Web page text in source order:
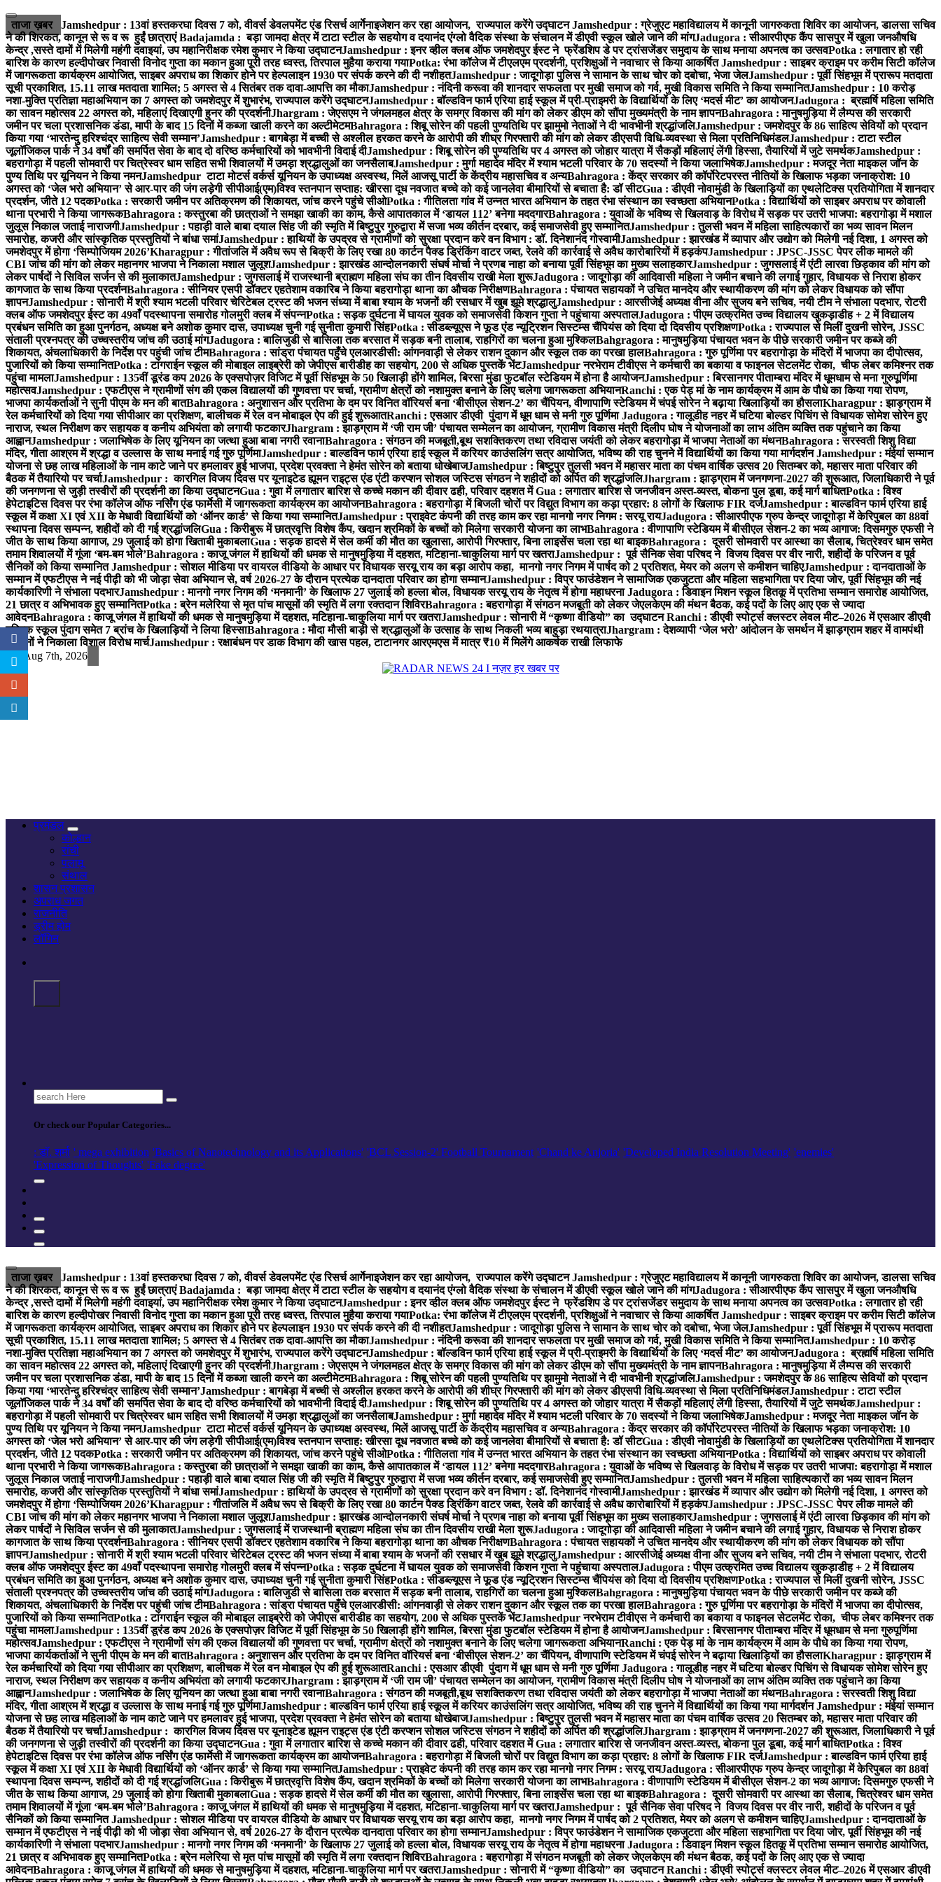
Skip
to
content
ताजा ख़बर Jamshedpur : 13वां हस्तकरघा दिवस 7 को, वीवर्स डेवलपमेंट एंड रिसर्च आर्गेनाइजेशन कर रहा आयोजन, राज्यपाल करेंगे उद्घाटनJamshedpur : ग्रेजुएट महाविद्यालय में कानूनी जागरुकता शिविर का आयोजन, डालसा सचिव
ने की शिरकत, कानून से रू व रू हुईं छात्राएंBadajamda : बड़ा जामदा क्षेत्र में टाटा स्टील के सहयोग व दयानंद एंग्लो वैदिक संस्था के संचालन में डीएवी स्कूल खोले जाने की मांगJadugora : सीआरपीएफ कैंप सासपुर में खुला जनऔषधि
केन्द्र ,सस्ते दामों में मिलेगी महंगी दवाइयां, उप महानिरीक्षक रमेश कुमार ने किया उद्घाटनJamshedpur : इनर व्हील क्लब ऑफ जमशेदपुर ईस्ट ने फ्रेंडशिप डे पर ट्रांसजेंडर समुदाय के साथ मनाया अपनत्व का उत्सवPotka : लगातार हो रही
बारिश के कारण हल्दीपोखर निवासी विनोद गुप्ता का मकान हुआ पूरी तरह ध्वस्त, तिरपाल मुहैया कराया गयाPotka: रंभा कॉलेज में टीएलएम प्रदर्शनी, प्रशिक्षुओं ने नवाचार से किया आकर्षितJamshedpur : साइबर क्राइम पर करीम सिटी कॉलेज
में जागरूकता कार्यक्रम आयोजित, साइबर अपराध का शिकार होने पर हेल्पलाइन 1930 पर संपर्क करने की दी नशीहतJamshedpur : जादूगोड़ा पुलिस ने सामान के साथ चोर को दबोचा, भेजा जेलJamshedpur : पूर्वी सिंहभूम में प्रारूप मतदाता
सूची प्रकाशित, 15.11 लाख मतदाता शामिल; 5 अगस्त से 4 सितंबर तक दावा-आपत्ति का मौकाJamshedpur : नंदिनी करूवा की शानदार सफलता पर मुखी समाज को गर्व, मुखी विकास समिति ने किया सम्मानितJamshedpur : 10 करोड़
नशा-मुक्ति प्रतिज्ञा महाअभियान का 7 अगस्त को जमशेदपुर में शुभारंभ, राज्यपाल करेंगे उद्घाटनJamshedpur : बॉल्डविन फार्म एरिया हाई स्कूल में प्री-प्राइमरी के विद्यार्थियों के लिए ‘मदर्स मीट’ का आयोजनJadugora : ब्रह्मर्षि महिला समिति
का सावन महोत्सव 22 अगस्त को, महिलाएं दिखाएगी हुनर की प्रदर्शनीJhargram : जेएसएम ने जंगलमहल क्षेत्र के समग्र विकास की मांग को लेकर डीएम को सौंपा मुख्यमंत्री के नाम ज्ञापनBahragora : मानुषमुड़िया में लैम्पस की सरकारी
जमीन पर चला प्रशासनिक डंडा, मापी के बाद 15 दिनों में कब्जा खाली करने का अल्टीमेटमBahragora : शिबू सोरेन की पहली पुण्यतिथि पर झामुमो नेताओं ने दी भावभीनी श्रद्धांजलिJamshedpur : जमशेदपुर के 86 साहित्य सेवियों को प्रदान
किया गया ‘भारतेन्दु हरिश्चंद्र साहित्य सेवी सम्मान’Jamshedpur : बागबेड़ा में बच्ची से अश्लील हरकत करने के आरोपी की शीघ्र गिरफ्तारी की मांग को लेकर डीएसपी विधि-व्यवस्था से मिला प्रतिनिधिमंडलJamshedpur : टाटा स्टील
जूलॉजिकल पार्क ने 34 वर्षों की समर्पित सेवा के बाद दो वरिष्ठ कर्मचारियों को भावभीनी विदाई दीJamshedpur : शिबू सोरेन की पुण्यतिथि पर 4 अगस्त को जोहार यात्रा में सैकड़ों महिलाएं लेंगी हिस्सा, तैयारियों में जुटे समर्थकJamshedpur :
बहरागोड़ा में पहली सोमवारी पर चित्रेस्वर धाम सहित सभी शिवालयों में उमड़ा श्रद्धालुओं का जनसैलाबJamshedpur : मुर्गा महादेव मंदिर में श्याम भटली परिवार के 70 सदस्यों ने किया जलाभिषेकJamshedpur : मजदूर नेता माइकल जॉन के
पुण्य तिथि पर यूनियन ने किया नमनJamshedpur टाटा मोटर्स वर्कर्स यूनियन के उपाध्यक्ष अस्वस्थ, मिलें आजसू पार्टी के केंद्रीय महासचिव व अन्यBahragora : केंद्र सरकार की कॉर्पोरेटपरस्त नीतियों के खिलाफ भड़का जनाक्रोश: 10
अगस्त को ‘जेल भरो अभियान’ से आर-पार की जंग लड़ेगी सीपीआई(एम)विश्व स्तनपान सप्ताह: खीरसा दूध नवजात बच्चे को कई जानलेवा बीमारियों से बचाता है: डॉ सीटGua : डीएवी नोवामुंडी के खिलाड़ियों का एथलेटिक्स प्रतियोगिता में शानदार
प्रदर्शन, जीते 12 पदकPotka : सरकारी जमीन पर अतिक्रमण की शिकायत, जांच करने पहुंचे सीओPotka : गीतिलता गांव में उन्नत भारत अभियान के तहत रंभा संस्थान का स्वच्छता अभियानPotka : विद्यार्थियों को साइबर अपराध पर कोवाली
थाना प्रभारी ने किया जागरूकBahragora : कस्तुरबा की छात्राओं ने समझा खाकी का काम, कैसे आपातकाल में ‘डायल 112’ बनेगा मददगारBahragora : युवाओं के भविष्य से खिलवाड़ के विरोध में सड़क पर उतरी भाजपा: बहरागोड़ा में मशाल
जुलूस निकाल जताई नाराजगीJamshedpur : पहाड़ी वाले बाबा दयाल सिंह जी की स्मृति में बिष्टुपुर गुरुद्वारा में सजा भव्य कीर्तन दरबार, कई समाजसेवी हुए सम्मानितJamshedpur : तुलसी भवन में महिला साहित्यकारों का भव्य सावन मिलन
समारोह, कजरी और सांस्कृतिक प्रस्तुतियों ने बांधा समांJamshedpur : हाथियों के उपद्रव से ग्रामीणों को सुरक्षा प्रदान करे वन विभाग : डॉ. दिनेशानंद गोस्वामीJamshedpur : झारखंड में व्यापार और उद्योग को मिलेगी नई दिशा, 1 अगस्त को
जमशेदपुर में होगा ‘सिम्पोजियम 2026’Kharagpur : गीतांजलि में अवैध रूप से बिक्री के लिए रखा 80 कार्टन पैक्ड ड्रिंकिंग वाटर जब्त, रेलवे की कार्रवाई से अवैध कारोबारियों में हड़कंपJamshedpur : JPSC-JSSC पेपर लीक मामले की
CBI जांच की मांग को लेकर महानगर भाजपा ने निकाला मशाल जुलूशJamshedpur : झारखंड आन्दोलनकारी संघर्ष मोर्चा ने प्रणब नाहा को बनाया पूर्वी सिंहभूम का मुख्य सलाहकारJamshedpur : जुगसलाई में एंटी लारवा छिड़काव की मांग को
लेकर पार्षदों ने सिविल सर्जन से की मुलाकातJamshedpur : जुगसलाई में राजस्थानी ब्राह्मण महिला संघ का तीन दिवसीय राखी मेला शुरूJadugora : जादूगोड़ा की आदिवासी महिला ने जमीन बचाने की लगाई गुहार, विधायक से निराश होकर
कागजात के साथ किया प्रदर्शनBahragora : सीनियर एसपी डॉक्टर एहतेशाम वकारिब ने किया बहरागोड़ा थाना का औचक निरीक्षणBahragora : पंचायत सहायकों ने उचित मानदेय और स्थायीकरण की मांग को लेकर विधायक को सौंपा
ज्ञापनJamshedpur : सोनारी में श्री श्याम भटली परिवार चेरिटेबल ट्रस्ट की भजन संध्या में बाबा श्याम के भजनों की रसधार में खुब झूमे श्रद्धालुJamshedpur : आरसीजेई अध्यक्ष वीना और सुजय बने सचिव, नयी टीम ने संभाला पदभार, रोटरी
क्लब ऑफ जमशेदपुर ईस्ट का 49वाँ पदस्थापना समारोह गोलमुरी क्लब में संपन्नPotka : सड़क दुर्घटना में घायल युवक को समाजसेवी किशन गुप्ता ने पहुंचाया अस्पतालJadugora : पीएम उत्क्रमित उच्च विद्यालय खुकड़ाडीह + 2 में विद्यालय
प्रबंधन समिति का हुआ पुनर्गठन, अध्यक्ष बने अशोक कुमार दास, उपाध्यक्ष चुनी गई सुनीता कुमारी सिंहPotka : सीडब्ल्यूएस ने फूड एंड न्यूट्रिशन सिस्टम्स चैंपियंस को दिया दो दिवसीय प्रशिक्षणPotka : राज्यपाल से मिलीं दुखनी सोरेन, JSSC
संताली प्रश्नपत्र की उच्चस्तरीय जांच की उठाई मांगJadugora : बालिजुडी से बासिला तक बरसात में सड़क बनी तालाब, राहगिरों का चलना हुआ मुश्किलBahgragora : मानुषमुड़िया पंचायत भवन के पीछे सरकारी जमीन पर कब्जे की
शिकायत, अंचलाधिकारी के निर्देश पर पहुंची जांच टीमBahragora : सांड्रा पंचायत पहुँचे एलआरडीसी: आंगनवाड़ी से लेकर राशन दुकान और स्कूल तक का परखा हालBahragora : गुरु पूर्णिमा पर बहरागोड़ा के मंदिरों में भाजपा का दीपोत्सव,
पुजारियों को किया सम्मानितPotka : टांगराईन स्कूल की मोबाइल लाइब्रेरी को जेपीएस बारीडीह का सहयोग, 200 से अधिक पुस्तकें भेंटJamshedpur नरभेराम टीवीएस ने कर्मचारी का बकाया व फाइनल सेटलमेंट रोका, चीफ लेबर कमिश्नर तक
पहुंचा मामलाJamshedpur : 135वीं डूरंड कप 2026 के एक्सपोज़र विजिट में पूर्वी सिंहभूम के 50 खिलाड़ी होंगे शामिल, बिरसा मुंडा फुटबॉल स्टेडियम में होना है आयोजनJamshedpur : बिरसानगर पीताम्बरा मंदिर में धूमधाम से मना गुरुपूर्णिमा
महोत्सवJamshedpur : एफटीएस ने ग्रामीणों संग की एकल विद्यालयों की गुणवत्ता पर चर्चा, ग्रामीण क्षेत्रों को नशामुक्त बनाने के लिए चलेगा जागरूकता अभियानRanchi : एक पेड़ मां के नाम कार्यक्रम में आम के पौधे का किया गया रोपण,
भाजपा कार्यकर्ताओं ने सुनी पीएम के मन की बातBahragora : अनुशासन और प्रतिभा के दम पर विनित वॉरियर्स बना ‘बीसीएल सेशन-2’ का चैंपियन, वीणापाणि स्टेडियम में चंपई सोरेन ने बढ़ाया खिलाड़ियों का हौसलाKharagpur : झाड़ग्राम में
रेल कर्मचारियों को दिया गया सीपीआर का प्रशिक्षण, बालीचक में रेल वन मोबाइल ऐप की हुई शुरूआतRanchi : एसआर डीएवी पुंदाग में धूम धाम से मनी गुरु पूर्णिमाJadugora : गालूडीह नहर में घटिया बोल्डर पिचिंग से विधायक सोमेश सोरेन हुए
नाराज, स्थल निरीक्षण कर सहायक व कनीय अभियंता को लगायी फटकारJhargram : झाड़ग्राम में ‘जी राम जी’ पंचायत सम्मेलन का आयोजन, ग्रामीण विकास मंत्री दिलीप घोष ने योजनाओं का लाभ अंतिम व्यक्ति तक पहुंचाने का किया
आह्वानJamshedpur : जलाभिषेक के लिए यूनियन का जत्था हुआ बाबा नगरी रवानाBahragora : संगठन की मजबूती,बूथ सशक्तिकरण तथा रविदास जयंती को लेकर बहरागोड़ा में भाजपा नेताओं का मंथनBahragora : सरस्वती शिशु विद्या
मंदिर, गीता आश्रम में श्रद्धा व उल्लास के साथ मनाई गई गुरु पूर्णिमाJamshedpur : बाल्डविन फार्म एरिया हाई स्कूल में करियर काउंसलिंग सत्र आयोजित, भविष्य की राह चुनने में विद्यार्थियों का किया गया मार्गदर्शनJamshedpur : मंईयां सम्मान
योजना से छह लाख महिलाओं के नाम काटे जाने पर हमलावर हुई भाजपा, प्रदेश प्रवक्ता ने हेमंत सोरेन को बताया धोखेबाजJamshedpur : बिष्टुपुर तुलसी भवन में महासर माता का पंचम वार्षिक उत्सव 20 सितम्बर को, महासर माता परिवार की
बैठक में तैयारियो पर चर्चाJamshedpur : कारगिल विजय दिवस पर यूनाइटेड ह्यूमन राइट्स एंड एंटी करप्शन सोशल जस्टिस संगठन ने शहीदों को अर्पित की श्रद्धांजलिJhargram : झाड़ग्राम में जनगणना-2027 की शुरूआत, जिलाधिकारी ने पूर्व
की जनगणना से जुड़ी तस्वीरों की प्रदर्शनी का किया उद्घाटनGua : गुवा में लगातार बारिश से कच्चे मकान की दीवार ढही, परिवार दहशत मेंGua : लगातार बारिश से जनजीवन अस्त-व्यस्त, बोकना पुल डूबा, कई मार्ग बाधितPotka : विश्व
हेपेटाइटिस दिवस पर रंभा कॉलेज ऑफ नर्सिंग एंड फार्मेसी में जागरूकता कार्यक्रम का आयोजनBahragora : बहरागोड़ा में बिजली चोरों पर विद्युत विभाग का कड़ा प्रहार: 8 लोगों के खिलाफ FIR दर्जJamshedpur : बाल्डविन फार्म एरिया हाई
स्कूल में कक्षा XI एवं XII के मेधावी विद्यार्थियों को ‘ऑनर कार्ड’ से किया गया सम्मानितJamshedpur : प्राइवेट कंपनी की तरह काम कर रहा मानगो नगर निगम : सरयू रायJadugora : सीआरपीएफ ग्रुप केन्द्र जादूगोड़ा में केरिपुबल का 88वां
स्थापना दिवस सम्पन्न, शहीदों को दी गई श्रद्धांजलिGua : किरीबुरू में छात्रवृत्ति विशेष कैंप, खदान श्रमिकों के बच्चों को मिलेगा सरकारी योजना का लाभBahragora : वीणापाणि स्टेडियम में बीसीएल सेशन-2 का भव्य आगाज: दिसमगुरु एफसी ने
जीत के साथ किया आगाज, 29 जुलाई को होगा खिताबी मुकाबलाGua : सड़क हादसे में सेल कर्मी की मौत का खुलासा, आरोपी गिरफ्तार, बिना लाइसेंस चला रहा था बाइकBahragora : दूसरी सोमवारी पर आस्था का सैलाब, चित्रेश्वर धाम समेत
तमाम शिवालयों में गूंजा ‘बम-बम भोले’Bahragora : काजू जंगल में हाथियों की धमक से मानुषमुड़िया में दहशत, मटिहाना-चाकुलिया मार्ग पर खतराJamshedpur : पूर्व सैनिक सेवा परिषद ने विजय दिवस पर वीर नारी, शहीदों के परिजन व पूर्व
सैनिकों को किया सम्मानितJamshedpur : सोशल मीडिया पर वायरल वीडियो के आधार पर विधायक सरयू राय का बड़ा आरोप कहा, मानगो नगर निगम में पार्षद को 2 प्रतिशत, मेयर को अलग से कमीशन चाहिएJamshedpur : दानदाताओं के
सम्मान में एफटीएस ने नई पीढ़ी को भी जोड़ा सेवा अभियान से, वर्ष 2026-27 के दौरान प्रत्येक दानदाता परिवार का होगा सम्मानJamshedpur : विप्र फाउंडेशन ने सामाजिक एकजुटता और महिला सहभागिता पर दिया जोर, पूर्वी सिंहभूम की नई
कार्यकारिणी ने संभाला पदभारJamshedpur : मानगो नगर निगम की ‘मनमानी’ के खिलाफ 27 जुलाई को हल्ला बोल, विधायक सरयू राय के नेतृत्व में होगा महाधरनाJadugora : डिवाइन मिशन स्कूल हितकू में प्रतिभा सम्मान समारोह आयोजित,
21 छात्र व अभिभावक हुए सम्मानितPotka : ब्रेन मलेरिया से मृत पांच मासूमों की स्मृति में लगा रक्तदान शिविरBahragora : बहरागोड़ा में संगठन मजबूती को लेकर जेएलकेएम की मंथन बैठक, कई पदों के लिए आए एक से ज्यादा
आवेदनBahragora : काजू जंगल में हाथियों की धमक से मानुषमुड़िया में दहशत, मटिहाना-चाकुलिया मार्ग पर खतराJamshedpur : सोनारी में “कृष्णा वीडियो” का उद्घाटनRanchi : डीएवी स्पोर्ट्स क्लस्टर लेवल मीट–2026 में एसआर डीएवी
पब्लिक स्कूल पुंदाग समेत 7 ब्रांच के खिलाड़ियों ने लिया हिस्साBahragora : मौदा मौसी बाड़ी से श्रद्धालुओं के उत्साह के साथ निकली भव्य बाहुड़ा रथयात्राJhargram : देशव्यापी ‘जेल भरो’ आंदोलन के समर्थन में झाड़ग्राम शहर में वामपंथी
संगठनों ने निकाला विशाल विरोध मार्चJamshedpur : रक्षाबंधन पर डाक विभाग की खास पहल, टाटानगर आरएमएस में मात्र ₹10 में मिलेंगे आकर्षक राखी लिफाफे
Fri. Aug 7th, 2026
नज़र हर खबर पर
प्रमंडल
कोल्हान
रांची
पलामू
संथाल
शासन प्रशासन
अपराध जगत
राजनीति
ड्रीम होम
लॉगिन
Search
for:
Or check our Popular Categories...
: डॉ. शर्मा ' mega exhibition 'Basics of Nanotechnology and its Applications' 'BCL Session-2' Football Tournament 'Chand ke Anjoria' 'Developed India Resolution Meeting' 'enemies'
'Expression of Thoughts' 'Fake degree'
ताजा ख़बर Jamshedpur : 13वां हस्तकरघा दिवस 7 को, वीवर्स डेवलपमेंट एंड रिसर्च आर्गेनाइजेशन कर रहा आयोजन, राज्यपाल करेंगे उद्घाटनJamshedpur : ग्रेजुएट महाविद्यालय में कानूनी जागरुकता शिविर का आयोजन, डालसा सचिव
ने की शिरकत, कानून से रू व रू हुईं छात्राएंBadajamda : बड़ा जामदा क्षेत्र में टाटा स्टील के सहयोग व दयानंद एंग्लो वैदिक संस्था के संचालन में डीएवी स्कूल खोले जाने की मांगJadugora : सीआरपीएफ कैंप सासपुर में खुला जनऔषधि
केन्द्र ,सस्ते दामों में मिलेगी महंगी दवाइयां, उप महानिरीक्षक रमेश कुमार ने किया उद्घाटनJamshedpur : इनर व्हील क्लब ऑफ जमशेदपुर ईस्ट ने फ्रेंडशिप डे पर ट्रांसजेंडर समुदाय के साथ मनाया अपनत्व का उत्सवPotka : लगातार हो रही
बारिश के कारण हल्दीपोखर निवासी विनोद गुप्ता का मकान हुआ पूरी तरह ध्वस्त, तिरपाल मुहैया कराया गयाPotka: रंभा कॉलेज में टीएलएम प्रदर्शनी, प्रशिक्षुओं ने नवाचार से किया आकर्षितJamshedpur : साइबर क्राइम पर करीम सिटी कॉलेज
में जागरूकता कार्यक्रम आयोजित, साइबर अपराध का शिकार होने पर हेल्पलाइन 1930 पर संपर्क करने की दी नशीहतJamshedpur : जादूगोड़ा पुलिस ने सामान के साथ चोर को दबोचा, भेजा जेलJamshedpur : पूर्वी सिंहभूम में प्रारूप मतदाता
सूची प्रकाशित, 15.11 लाख मतदाता शामिल; 5 अगस्त से 4 सितंबर तक दावा-आपत्ति का मौकाJamshedpur : नंदिनी करूवा की शानदार सफलता पर मुखी समाज को गर्व, मुखी विकास समिति ने किया सम्मानितJamshedpur : 10 करोड़
नशा-मुक्ति प्रतिज्ञा महाअभियान का 7 अगस्त को जमशेदपुर में शुभारंभ, राज्यपाल करेंगे उद्घाटनJamshedpur : बॉल्डविन फार्म एरिया हाई स्कूल में प्री-प्राइमरी के विद्यार्थियों के लिए ‘मदर्स मीट’ का आयोजनJadugora : ब्रह्मर्षि महिला समिति
का सावन महोत्सव 22 अगस्त को, महिलाएं दिखाएगी हुनर की प्रदर्शनीJhargram : जेएसएम ने जंगलमहल क्षेत्र के समग्र विकास की मांग को लेकर डीएम को सौंपा मुख्यमंत्री के नाम ज्ञापनBahragora : मानुषमुड़िया में लैम्पस की सरकारी
जमीन पर चला प्रशासनिक डंडा, मापी के बाद 15 दिनों में कब्जा खाली करने का अल्टीमेटमBahragora : शिबू सोरेन की पहली पुण्यतिथि पर झामुमो नेताओं ने दी भावभीनी श्रद्धांजलिJamshedpur : जमशेदपुर के 86 साहित्य सेवियों को प्रदान
किया गया ‘भारतेन्दु हरिश्चंद्र साहित्य सेवी सम्मान’Jamshedpur : बागबेड़ा में बच्ची से अश्लील हरकत करने के आरोपी की शीघ्र गिरफ्तारी की मांग को लेकर डीएसपी विधि-व्यवस्था से मिला प्रतिनिधिमंडलJamshedpur : टाटा स्टील
जूलॉजिकल पार्क ने 34 वर्षों की समर्पित सेवा के बाद दो वरिष्ठ कर्मचारियों को भावभीनी विदाई दीJamshedpur : शिबू सोरेन की पुण्यतिथि पर 4 अगस्त को जोहार यात्रा में सैकड़ों महिलाएं लेंगी हिस्सा, तैयारियों में जुटे समर्थकJamshedpur :
बहरागोड़ा में पहली सोमवारी पर चित्रेस्वर धाम सहित सभी शिवालयों में उमड़ा श्रद्धालुओं का जनसैलाबJamshedpur : मुर्गा महादेव मंदिर में श्याम भटली परिवार के 70 सदस्यों ने किया जलाभिषेकJamshedpur : मजदूर नेता माइकल जॉन के
पुण्य तिथि पर यूनियन ने किया नमनJamshedpur टाटा मोटर्स वर्कर्स यूनियन के उपाध्यक्ष अस्वस्थ, मिलें आजसू पार्टी के केंद्रीय महासचिव व अन्यBahragora : केंद्र सरकार की कॉर्पोरेटपरस्त नीतियों के खिलाफ भड़का जनाक्रोश: 10
अगस्त को ‘जेल भरो अभियान’ से आर-पार की जंग लड़ेगी सीपीआई(एम)विश्व स्तनपान सप्ताह: खीरसा दूध नवजात बच्चे को कई जानलेवा बीमारियों से बचाता है: डॉ सीटGua : डीएवी नोवामुंडी के खिलाड़ियों का एथलेटिक्स प्रतियोगिता में शानदार
प्रदर्शन, जीते 12 पदकPotka : सरकारी जमीन पर अतिक्रमण की शिकायत, जांच करने पहुंचे सीओPotka : गीतिलता गांव में उन्नत भारत अभियान के तहत रंभा संस्थान का स्वच्छता अभियानPotka : विद्यार्थियों को साइबर अपराध पर कोवाली
थाना प्रभारी ने किया जागरूकBahragora : कस्तुरबा की छात्राओं ने समझा खाकी का काम, कैसे आपातकाल में ‘डायल 112’ बनेगा मददगारBahragora : युवाओं के भविष्य से खिलवाड़ के विरोध में सड़क पर उतरी भाजपा: बहरागोड़ा में मशाल
जुलूस निकाल जताई नाराजगीJamshedpur : पहाड़ी वाले बाबा दयाल सिंह जी की स्मृति में बिष्टुपुर गुरुद्वारा में सजा भव्य कीर्तन दरबार, कई समाजसेवी हुए सम्मानितJamshedpur : तुलसी भवन में महिला साहित्यकारों का भव्य सावन मिलन
समारोह, कजरी और सांस्कृतिक प्रस्तुतियों ने बांधा समांJamshedpur : हाथियों के उपद्रव से ग्रामीणों को सुरक्षा प्रदान करे वन विभाग : डॉ. दिनेशानंद गोस्वामीJamshedpur : झारखंड में व्यापार और उद्योग को मिलेगी नई दिशा, 1 अगस्त को
जमशेदपुर में होगा ‘सिम्पोजियम 2026’Kharagpur : गीतांजलि में अवैध रूप से बिक्री के लिए रखा 80 कार्टन पैक्ड ड्रिंकिंग वाटर जब्त, रेलवे की कार्रवाई से अवैध कारोबारियों में हड़कंपJamshedpur : JPSC-JSSC पेपर लीक मामले की
CBI जांच की मांग को लेकर महानगर भाजपा ने निकाला मशाल जुलूशJamshedpur : झारखंड आन्दोलनकारी संघर्ष मोर्चा ने प्रणब नाहा को बनाया पूर्वी सिंहभूम का मुख्य सलाहकारJamshedpur : जुगसलाई में एंटी लारवा छिड़काव की मांग को
लेकर पार्षदों ने सिविल सर्जन से की मुलाकातJamshedpur : जुगसलाई में राजस्थानी ब्राह्मण महिला संघ का तीन दिवसीय राखी मेला शुरूJadugora : जादूगोड़ा की आदिवासी महिला ने जमीन बचाने की लगाई गुहार, विधायक से निराश होकर
कागजात के साथ किया प्रदर्शनBahragora : सीनियर एसपी डॉक्टर एहतेशाम वकारिब ने किया बहरागोड़ा थाना का औचक निरीक्षणBahragora : पंचायत सहायकों ने उचित मानदेय और स्थायीकरण की मांग को लेकर विधायक को सौंपा
ज्ञापनJamshedpur : सोनारी में श्री श्याम भटली परिवार चेरिटेबल ट्रस्ट की भजन संध्या में बाबा श्याम के भजनों की रसधार में खुब झूमे श्रद्धालुJamshedpur : आरसीजेई अध्यक्ष वीना और सुजय बने सचिव, नयी टीम ने संभाला पदभार, रोटरी
क्लब ऑफ जमशेदपुर ईस्ट का 49वाँ पदस्थापना समारोह गोलमुरी क्लब में संपन्नPotka : सड़क दुर्घटना में घायल युवक को समाजसेवी किशन गुप्ता ने पहुंचाया अस्पतालJadugora : पीएम उत्क्रमित उच्च विद्यालय खुकड़ाडीह + 2 में विद्यालय
प्रबंधन समिति का हुआ पुनर्गठन, अध्यक्ष बने अशोक कुमार दास, उपाध्यक्ष चुनी गई सुनीता कुमारी सिंहPotka : सीडब्ल्यूएस ने फूड एंड न्यूट्रिशन सिस्टम्स चैंपियंस को दिया दो दिवसीय प्रशिक्षणPotka : राज्यपाल से मिलीं दुखनी सोरेन, JSSC
संताली प्रश्नपत्र की उच्चस्तरीय जांच की उठाई मांगJadugora : बालिजुडी से बासिला तक बरसात में सड़क बनी तालाब, राहगिरों का चलना हुआ मुश्किलBahgragora : मानुषमुड़िया पंचायत भवन के पीछे सरकारी जमीन पर कब्जे की
शिकायत, अंचलाधिकारी के निर्देश पर पहुंची जांच टीमBahragora : सांड्रा पंचायत पहुँचे एलआरडीसी: आंगनवाड़ी से लेकर राशन दुकान और स्कूल तक का परखा हालBahragora : गुरु पूर्णिमा पर बहरागोड़ा के मंदिरों में भाजपा का दीपोत्सव,
पुजारियों को किया सम्मानितPotka : टांगराईन स्कूल की मोबाइल लाइब्रेरी को जेपीएस बारीडीह का सहयोग, 200 से अधिक पुस्तकें भेंटJamshedpur नरभेराम टीवीएस ने कर्मचारी का बकाया व फाइनल सेटलमेंट रोका, चीफ लेबर कमिश्नर तक
पहुंचा मामलाJamshedpur : 135वीं डूरंड कप 2026 के एक्सपोज़र विजिट में पूर्वी सिंहभूम के 50 खिलाड़ी होंगे शामिल, बिरसा मुंडा फुटबॉल स्टेडियम में होना है आयोजनJamshedpur : बिरसानगर पीताम्बरा मंदिर में धूमधाम से मना गुरुपूर्णिमा
महोत्सवJamshedpur : एफटीएस ने ग्रामीणों संग की एकल विद्यालयों की गुणवत्ता पर चर्चा, ग्रामीण क्षेत्रों को नशामुक्त बनाने के लिए चलेगा जागरूकता अभियानRanchi : एक पेड़ मां के नाम कार्यक्रम में आम के पौधे का किया गया रोपण,
भाजपा कार्यकर्ताओं ने सुनी पीएम के मन की बातBahragora : अनुशासन और प्रतिभा के दम पर विनित वॉरियर्स बना ‘बीसीएल सेशन-2’ का चैंपियन, वीणापाणि स्टेडियम में चंपई सोरेन ने बढ़ाया खिलाड़ियों का हौसलाKharagpur : झाड़ग्राम में
रेल कर्मचारियों को दिया गया सीपीआर का प्रशिक्षण, बालीचक में रेल वन मोबाइल ऐप की हुई शुरूआतRanchi : एसआर डीएवी पुंदाग में धूम धाम से मनी गुरु पूर्णिमाJadugora : गालूडीह नहर में घटिया बोल्डर पिचिंग से विधायक सोमेश सोरेन हुए
नाराज, स्थल निरीक्षण कर सहायक व कनीय अभियंता को लगायी फटकारJhargram : झाड़ग्राम में ‘जी राम जी’ पंचायत सम्मेलन का आयोजन, ग्रामीण विकास मंत्री दिलीप घोष ने योजनाओं का लाभ अंतिम व्यक्ति तक पहुंचाने का किया
आह्वानJamshedpur : जलाभिषेक के लिए यूनियन का जत्था हुआ बाबा नगरी रवानाBahragora : संगठन की मजबूती,बूथ सशक्तिकरण तथा रविदास जयंती को लेकर बहरागोड़ा में भाजपा नेताओं का मंथनBahragora : सरस्वती शिशु विद्या
मंदिर, गीता आश्रम में श्रद्धा व उल्लास के साथ मनाई गई गुरु पूर्णिमाJamshedpur : बाल्डविन फार्म एरिया हाई स्कूल में करियर काउंसलिंग सत्र आयोजित, भविष्य की राह चुनने में विद्यार्थियों का किया गया मार्गदर्शनJamshedpur : मंईयां सम्मान
योजना से छह लाख महिलाओं के नाम काटे जाने पर हमलावर हुई भाजपा, प्रदेश प्रवक्ता ने हेमंत सोरेन को बताया धोखेबाजJamshedpur : बिष्टुपुर तुलसी भवन में महासर माता का पंचम वार्षिक उत्सव 20 सितम्बर को, महासर माता परिवार की
बैठक में तैयारियो पर चर्चाJamshedpur : कारगिल विजय दिवस पर यूनाइटेड ह्यूमन राइट्स एंड एंटी करप्शन सोशल जस्टिस संगठन ने शहीदों को अर्पित की श्रद्धांजलिJhargram : झाड़ग्राम में जनगणना-2027 की शुरूआत, जिलाधिकारी ने पूर्व
की जनगणना से जुड़ी तस्वीरों की प्रदर्शनी का किया उद्घाटनGua : गुवा में लगातार बारिश से कच्चे मकान की दीवार ढही, परिवार दहशत मेंGua : लगातार बारिश से जनजीवन अस्त-व्यस्त, बोकना पुल डूबा, कई मार्ग बाधितPotka : विश्व
हेपेटाइटिस दिवस पर रंभा कॉलेज ऑफ नर्सिंग एंड फार्मेसी में जागरूकता कार्यक्रम का आयोजनBahragora : बहरागोड़ा में बिजली चोरों पर विद्युत विभाग का कड़ा प्रहार: 8 लोगों के खिलाफ FIR दर्जJamshedpur : बाल्डविन फार्म एरिया हाई
स्कूल में कक्षा XI एवं XII के मेधावी विद्यार्थियों को ‘ऑनर कार्ड’ से किया गया सम्मानितJamshedpur : प्राइवेट कंपनी की तरह काम कर रहा मानगो नगर निगम : सरयू रायJadugora : सीआरपीएफ ग्रुप केन्द्र जादूगोड़ा में केरिपुबल का 88वां
स्थापना दिवस सम्पन्न, शहीदों को दी गई श्रद्धांजलिGua : किरीबुरू में छात्रवृत्ति विशेष कैंप, खदान श्रमिकों के बच्चों को मिलेगा सरकारी योजना का लाभBahragora : वीणापाणि स्टेडियम में बीसीएल सेशन-2 का भव्य आगाज: दिसमगुरु एफसी ने
जीत के साथ किया आगाज, 29 जुलाई को होगा खिताबी मुकाबलाGua : सड़क हादसे में सेल कर्मी की मौत का खुलासा, आरोपी गिरफ्तार, बिना लाइसेंस चला रहा था बाइकBahragora : दूसरी सोमवारी पर आस्था का सैलाब, चित्रेश्वर धाम समेत
तमाम शिवालयों में गूंजा ‘बम-बम भोले’Bahragora : काजू जंगल में हाथियों की धमक से मानुषमुड़िया में दहशत, मटिहाना-चाकुलिया मार्ग पर खतराJamshedpur : पूर्व सैनिक सेवा परिषद ने विजय दिवस पर वीर नारी, शहीदों के परिजन व पूर्व
सैनिकों को किया सम्मानितJamshedpur : सोशल मीडिया पर वायरल वीडियो के आधार पर विधायक सरयू राय का बड़ा आरोप कहा, मानगो नगर निगम में पार्षद को 2 प्रतिशत, मेयर को अलग से कमीशन चाहिएJamshedpur : दानदाताओं के
सम्मान में एफटीएस ने नई पीढ़ी को भी जोड़ा सेवा अभियान से, वर्ष 2026-27 के दौरान प्रत्येक दानदाता परिवार का होगा सम्मानJamshedpur : विप्र फाउंडेशन ने सामाजिक एकजुटता और महिला सहभागिता पर दिया जोर, पूर्वी सिंहभूम की नई
कार्यकारिणी ने संभाला पदभारJamshedpur : मानगो नगर निगम की ‘मनमानी’ के खिलाफ 27 जुलाई को हल्ला बोल, विधायक सरयू राय के नेतृत्व में होगा महाधरनाJadugora : डिवाइन मिशन स्कूल हितकू में प्रतिभा सम्मान समारोह आयोजित,
21 छात्र व अभिभावक हुए सम्मानितPotka : ब्रेन मलेरिया से मृत पांच मासूमों की स्मृति में लगा रक्तदान शिविरBahragora : बहरागोड़ा में संगठन मजबूती को लेकर जेएलकेएम की मंथन बैठक, कई पदों के लिए आए एक से ज्यादा
आवेदनBahragora : काजू जंगल में हाथियों की धमक से मानुषमुड़िया में दहशत, मटिहाना-चाकुलिया मार्ग पर खतराJamshedpur : सोनारी में “कृष्णा वीडियो” का उद्घाटनRanchi : डीएवी स्पोर्ट्स क्लस्टर लेवल मीट–2026 में एसआर डीएवी